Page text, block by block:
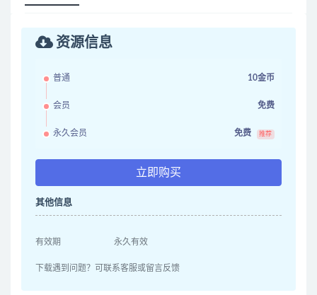
资源信息
普通 10金币
会员 免费
永久会员 免费 推荐
立即购买
其他信息
有效期 永久有效
下载遇到问题？可联系客服或留言反馈